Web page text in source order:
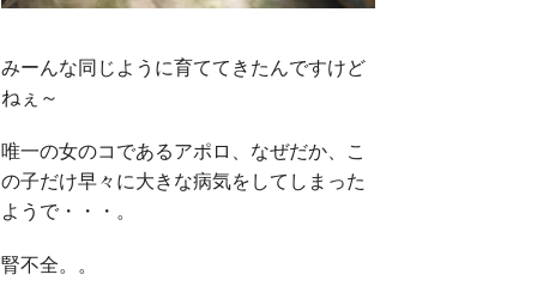
みーんな同じように育ててきたんですけど
ねぇ～
唯一の女のコであるアポロ、なぜだか、こ
の子だけ早々に大きな病気をしてしまった
ようで・・・。
腎不全。。